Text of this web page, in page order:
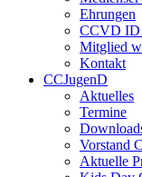
Ehrungen
CCVD ID
Mitglied
Kontakt
CCJugenD
Aktuelles
Termine
Vorstand
Aktuelle